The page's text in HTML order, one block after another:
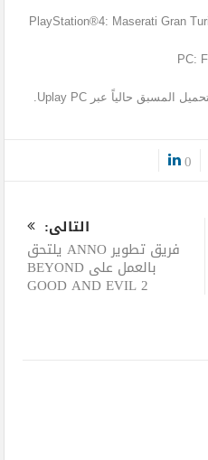
0
التالى:
فريق تطوير ANNO يلتحق
بالعمل على BEYOND
GOOD AND EVIL 2